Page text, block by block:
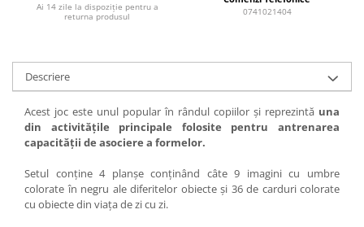
Ai 14 zile la dispoziție pentru a
returna produsul
0741021404
Descriere
Acest joc este unul popular în rândul copiilor și reprezintă una
din activitățile principale folosite pentru antrenarea
capacității de asociere a formelor.
Setul conține 4 planșe conținând câte 9 imagini cu umbre
colorate în negru ale diferitelor obiecte și 36 de carduri colorate
cu obiecte din viața de zi cu zi.